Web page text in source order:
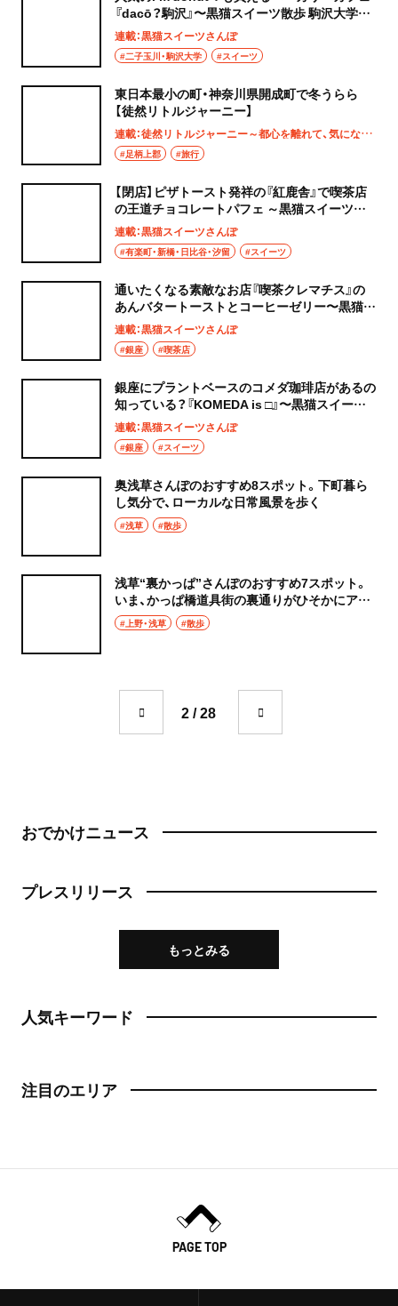
『dacō？駒沢』〜黒猫スイーツ散歩 駒沢大学編
1〜
連載：黒猫スイーツさんぽ
#二子玉川・駒沢大学 #スイーツ
東日本最小の町・神奈川県開成町で冬うらら
【徒然リトルジャーニー】
連載：徒然リトルジャーニー～都心を離れて、気になる土地へ
#足柄上郡 #旅行
【閉店】ピザトースト発祥の『紅鹿舎』で喫茶店
の王道チョコレートパフェ ～黒猫スイーツ散
歩 日比谷・有楽町編①～
連載：黒猫スイーツさんぽ
#有楽町・新橋・日比谷・汐留 #スイーツ
通いたくなる素敵なお店『喫茶クレマチス』の
あんバタートーストとコーヒーゼリー〜黒猫ス
イーツ散歩 銀座編20〜
連載：黒猫スイーツさんぽ
#銀座 #喫茶店
銀座にプラントベースのコメダ珈琲店があるの
知っている？『KOMEDA is □』〜黒猫スイーツ
散歩 銀座編18〜
連載：黒猫スイーツさんぽ
#銀座 #スイーツ
奥浅草さんぽのおすすめ8スポット。下町暮ら
し気分で、ローカルな日常風景を歩く
#浅草 #散歩
浅草“裏かっぱ”さんぽのおすすめ7スポット。
いま、かっぱ橋道具街の裏通りがひそかにアツ
い#上野・浅草 #散歩
2 / 28
おでかけニュース
プレスリリース
もっとみる
人気キーワード
注目のエリア
PAGE TOP